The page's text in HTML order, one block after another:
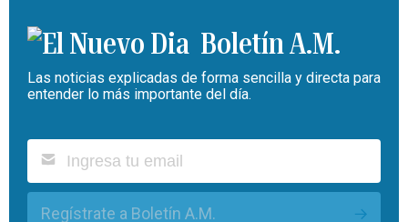
Boletín A.M.
Las noticias explicadas de forma sencilla y directa para
entender lo más importante del día.
Regístrate a Boletín A.M.